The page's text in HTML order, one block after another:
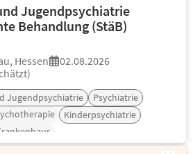
Jugendpsychiatrie
Behandlung (StäB)
Hessen
02.08.2026
Jugendpsychiatrie
Psychiatrie
Kinderpsychiatrie